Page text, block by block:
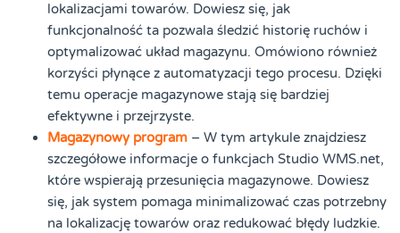
lokalizacjami towarów. Dowiesz się, jak
funkcjonalność ta pozwala śledzić historię ruchów i
optymalizować układ magazynu. Omówiono również
korzyści płynące z automatyzacji tego procesu. Dzięki
temu operacje magazynowe stają się bardziej
efektywne i przejrzyste.
Magazynowy program – W tym artykule znajdziesz
szczegółowe informacje o funkcjach Studio WMS.net,
które wspierają przesunięcia magazynowe. Dowiesz
się, jak system pomaga minimalizować czas potrzebny
na lokalizację towarów oraz redukować błędy ludzkie.